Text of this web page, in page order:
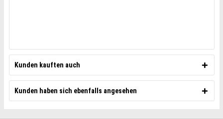
Kunden kauften auch
Kunden haben sich ebenfalls angesehen